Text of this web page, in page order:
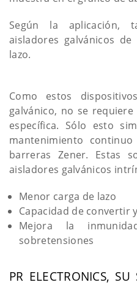
Según la aplicación,
aisladores galvánicos
lazo.
Como estos
galvánico, no se
específica. Sólo esto
mantenimiento
barreras Zener. Estas
aisladores galvánicos
Menor carga de lazo
Capacidad de convertir
Mejora la
sobretensiones
PR ELECTRONICS,